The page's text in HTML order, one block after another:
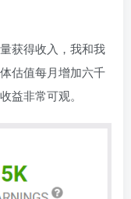
获得收入，我和我
估值每月增加六千
益非常可观。